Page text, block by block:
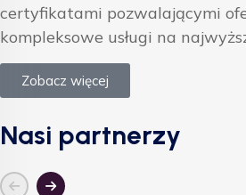
certyfikatami pozwalającymi
kompleksowe usługi na
Zobacz więcej
Nasi partnerzy